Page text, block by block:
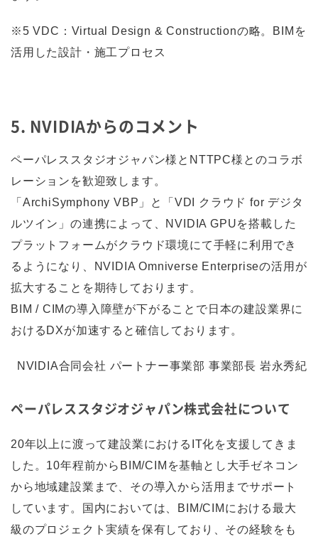
※5 VDC：Virtual Design & Constructionの略。BIMを
活用した設計・施工プロセス
5. NVIDIAからのコメント
ペーパレススタジオジャパン様とNTTPC様とのコラボ
レーションを歓迎致します。
「ArchiSymphony VBP」と「VDI クラウド for デジタ
ルツイン」の連携によって、NVIDIA GPUを搭載した
プラットフォームがクラウド環境にて手軽に利用でき
るようになり、NVIDIA Omniverse Enterpriseの活用が
拡大することを期待しております。
BIM / CIMの導入障壁が下がることで日本の建設業界に
おけるDXが加速すると確信しております。
NVIDIA合同会社 パートナー事業部 事業部長 岩永秀紀
ペーパレススタジオジャパン株式会社について
20年以上に渡って建設業におけるIT化を支援してきま
した。10年程前からBIM/CIMを基軸とし大手ゼネコン
から地域建設業まで、その導入から活用までサポート
しています。国内においては、BIM/CIMにおける最大
級のプロジェクト実績を保有しており、その経験をも